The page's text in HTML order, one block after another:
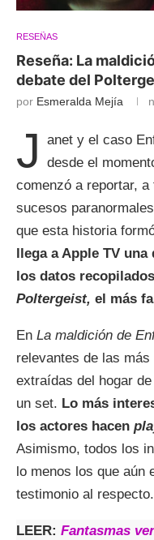
RESEÑAS
Reseña: La
debate del
por Esmeralda Mejía
J
anet y el caso
desde el
comenzó a reportar,
sucesos
que esta historia
llega a Apple TV
los datos
Poltergeist, el más
En La maldición de
relevantes de las
extraídas del hogar
un set. Lo más
los actores hacen
Asimismo, todos los
lo menos los que aún
testimonio al
LEER: Fantasmas